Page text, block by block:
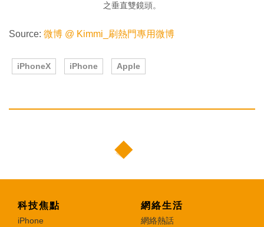
之垂直雙鏡頭。
Source: 微博 @ Kimmi_刷熱門專用微博
iPhoneX iPhone Apple
科技焦點
iPhone
網絡生活
網絡熱話